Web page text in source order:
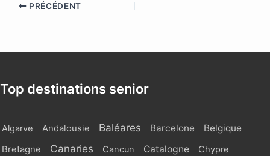
PRÉCÉDENT
Top destinations senior
Algarve Andalousie Baléares Barcelone Belgique
Bretagne Canaries Cancun Catalogne
Chypre